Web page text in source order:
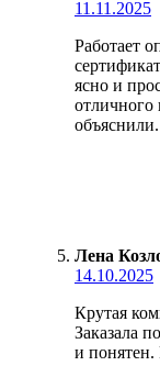
11.11.2025
Работает
ясно и
отличного
Лена
14.10.2025
Крутая
Заказала
и понятен.